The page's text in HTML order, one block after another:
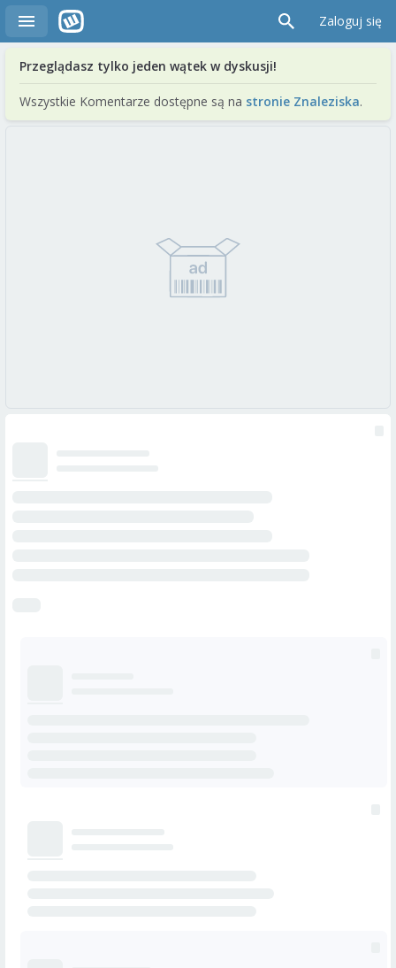
Zaloguj się
Przeglądasz tylko jeden wątek w dyskusji!
Wszystkie Komentarze dostępne są na stronie Znaleziska.